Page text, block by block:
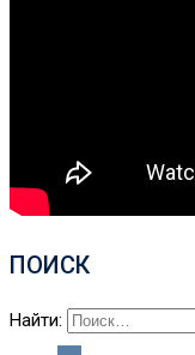
ПОИСК
Найти: